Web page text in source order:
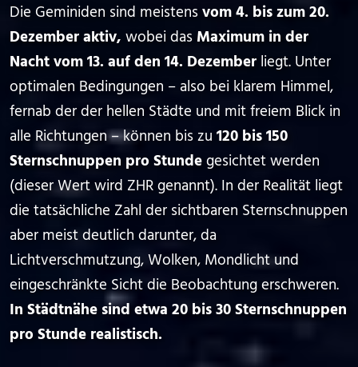
Die Geminiden sind meistensvom 4. bis zum 20.
Dezember aktiv, wobei das Maximum in der
Nacht vom 13. auf den 14. Dezember liegt. Unter
optimalen Bedingungen – also bei klarem Himmel,
fernab der der hellen Städte und mit freiem Blick in
alle Richtungen – können bis zu 120 bis 150
Sternschnuppen pro Stundegesichtet werden
(dieser Wert wird ZHR genannt). In der Realität liegt
die tatsächliche Zahl der sichtbaren Sternschnuppen
aber meist deutlich darunter, da
Lichtverschmutzung, Wolken, Mondlicht und
eingeschränkte Sicht die Beobachtung erschweren.
In Städt­nähe sind etwa 20 bis 30 Sternschnuppen
pro Stunde realistisch.